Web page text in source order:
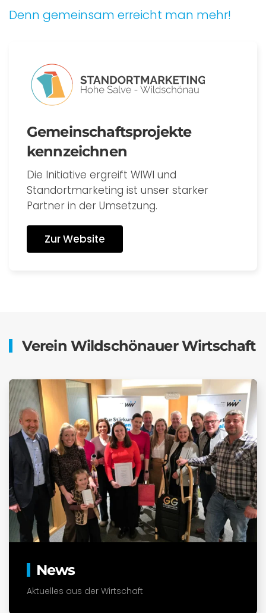
Denn gemeinsam erreicht man mehr!
Gemeinschaftsprojekte
kennzeichnen
Die Initiative ergreift WIWI und
Standortmarketing ist unser starker
Partner in der Umsetzung.
Zur Website
Verein Wildschönauer Wirtschaft
News
Aktuelles aus der Wirtschaft